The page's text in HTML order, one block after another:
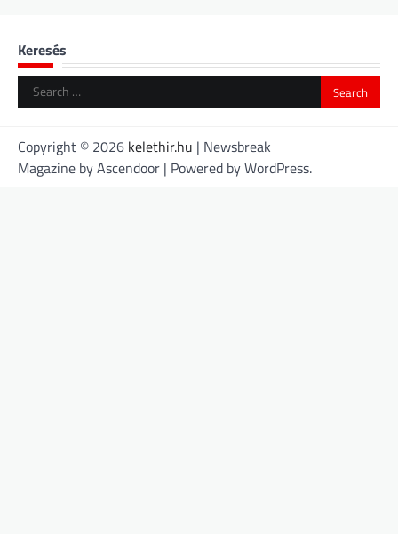
Keresés
Search
for:
Copyright © 2026 kelethir.hu | Newsbreak
Magazine byAscendoor | Powered byWordPress.